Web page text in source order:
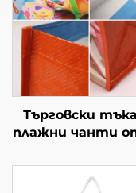
Търговски
плажни чанти
чанти за